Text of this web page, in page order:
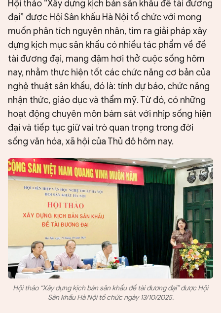
Hội thảo “Xây dựng kịch bản sân khấu đề tài đương
đại” được Hội Sân khấu Hà Nội tổ chức với mong
muốn phân tích nguyên nhân, tìm ra giải pháp xây
dựng kịch mục sân khấu có nhiều tác phẩm về đề
tài đương đại, mang đậm hơi thở cuộc sống hôm
nay, nhằm thực hiện tốt các chức năng cơ bản của
nghệ thuật sân khấu, đó là: tính dự báo, chức năng
nhận thức, giáo dục và thẩm mỹ. Từ đó, có những
hoạt động chuyên môn bám sát với nhịp sống hiện
đại và tiếp tục giữ vai trò quan trọng trong đời
sống văn hóa, xã hội của Thủ đô hôm nay.
Hội thảo “Xây dựng kịch bản sân khấu đề tài đương đại” được Hội
Sân khấu Hà Nội tổ chức ngày 13/10/2025.